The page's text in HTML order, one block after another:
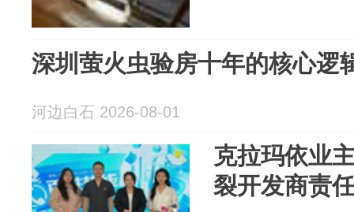
深圳萤火虫验房十年的核心逻
河边白石 2026-08-01
克拉玛依业
裂开发商责